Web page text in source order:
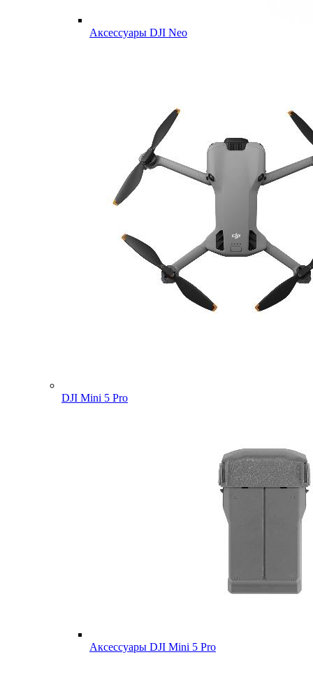
Аксессуары DJI Neo
DJI Mini 5 Pro
Аксессуары DJI Mini 5 Pro